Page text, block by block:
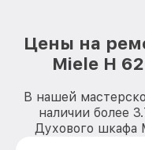
Цены на
Miele H
В нашей
наличии более
Духового шкафа